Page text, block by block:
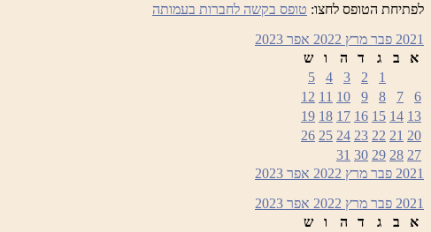
לפתיחת הטופס לחצו: טופס בקשה לחברות בעמותה
2021 פבר מרץ 2022 אפר 2023
א
ב ג ד ה ו
ש
1
2
3
4
5
6
7
8
9
10
11
12
13
14
15
16
17
18
19
20
21
22
23
24
25
26
27
28
29
30
31
2021 פבר מרץ 2022 אפר 2023
2021 פבר מרץ 2022 אפר 2023
א
ב ג ד ה ו
ש